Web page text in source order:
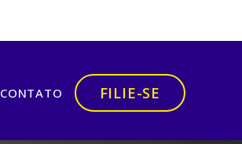
CONTATO FILIE-SE